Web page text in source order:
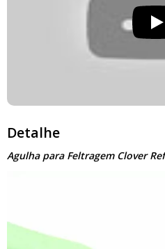
Detalhe
Agulha para Feltragem Clover